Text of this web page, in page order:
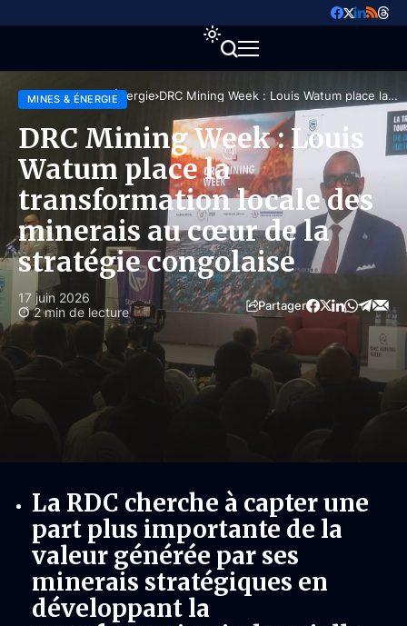
Accueil Mines & Énergie DRC Mining Week : Louis Watum place la
transformation locale des minerais au cœur
de la stratégie congolaise
MINES & ÉNERGIE
DRC Mining Week : Louis
Watum place la
transformation locale des
minerais au cœur de la
stratégie congolaise
17 juin 2026
2 min de lecture
Partager
La RDC cherche à capter une
part plus importante de la
valeur générée par ses
minerais stratégiques en
développant la